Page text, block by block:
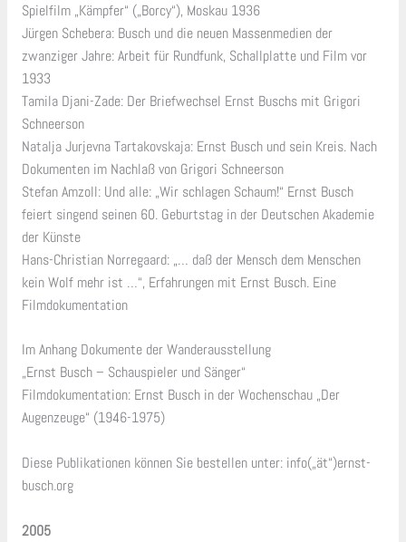
Spielfilm „Kämpfer“ („Borcy“), Moskau 1936
Jürgen Schebera: Busch und die neuen Massenmedien der
zwanziger Jahre: Arbeit für Rundfunk, Schallplatte und Film vor
1933
Tamila Djani-Zade: Der Briefwechsel Ernst Buschs mit Grigori
Schneerson
Natalja Jurjevna Tartakovskaja: Ernst Busch und sein Kreis. Nach
Dokumenten im Nachlaß von Grigori Schneerson
Stefan Amzoll: Und alle: „Wir schlagen Schaum!“ Ernst Busch
feiert singend seinen 60. Geburtstag in der Deutschen Akademie
der Künste
Hans-Christian Norregaard: „… daß der Mensch dem Menschen
kein Wolf mehr ist …“, Erfahrungen mit Ernst Busch. Eine
Filmdokumentation
Im Anhang Dokumente der Wanderausstellung
„Ernst Busch – Schauspieler und Sänger“
Filmdokumentation: Ernst Busch in der Wochenschau „Der
Augenzeuge“ (1946-1975)
Diese Publikationen können Sie bestellen unter: info(„ät“)ernst-
busch.org
2005